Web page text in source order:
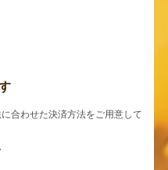
合わせた決済方法をご用意して